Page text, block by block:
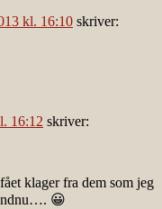
kl. 16:10 skriver:
16:12 skriver:
klager fra dem som jeg
😀